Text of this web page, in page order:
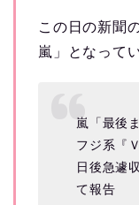
この日の新聞
嵐」となって
嵐「最後
フジ系『
日後急遽
て報告